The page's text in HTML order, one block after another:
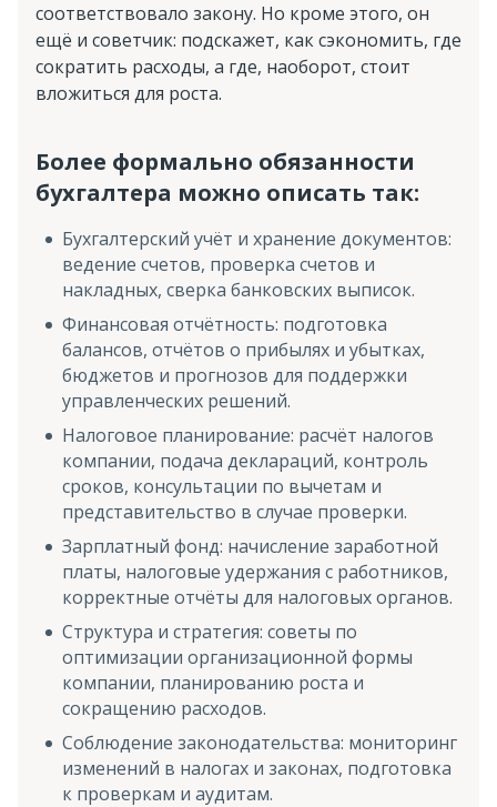
соответствовало закону. Но кроме этого, он
ещё и советчик: подскажет, как сэкономить, где
сократить расходы, а где, наоборот, стоит
вложиться для роста.
Более формально обязанности
бухгалтера можно описать так:
Бухгалтерский учёт и хранение документов:
ведение счетов, проверка счетов и
накладных, сверка банковских выписок.
Финансовая отчётность: подготовка
балансов, отчётов о прибылях и убытках,
бюджетов и прогнозов для поддержки
управленческих решений.
Налоговое планирование: расчёт налогов
компании, подача деклараций, контроль
сроков, консультации по вычетам и
представительство в случае проверки.
Зарплатный фонд: начисление заработной
платы, налоговые удержания с работников,
корректные отчёты для налоговых органов.
Структура и стратегия: советы по
оптимизации организационной формы
компании, планированию роста и
сокращению расходов.
Соблюдение законодательства: мониторинг
изменений в налогах и законах, подготовка
к проверкам и аудитам.